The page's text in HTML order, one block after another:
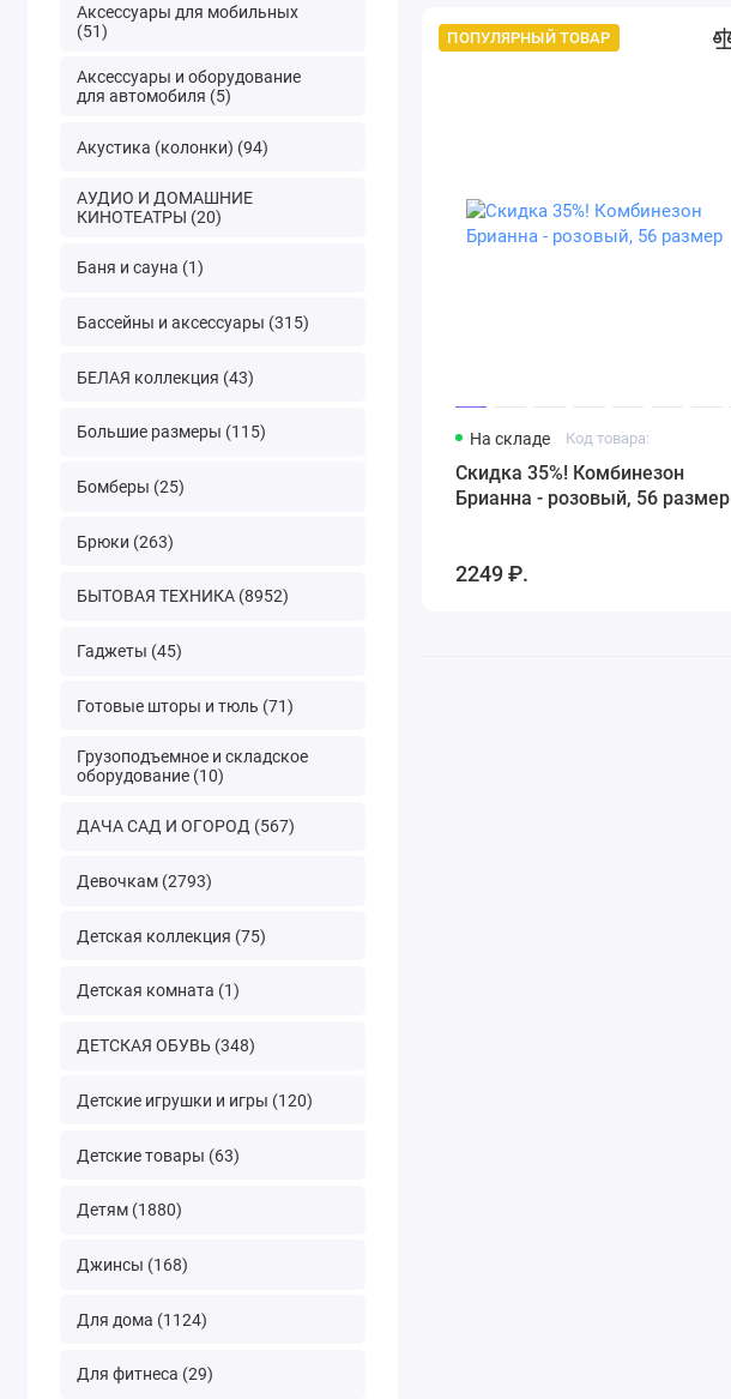
Аксессуары для мобильных
(51)
Аксессуары и оборудование
для автомобиля (5)
Акустика (колонки) (94)
АУДИО И ДОМАШНИЕ
КИНОТЕАТРЫ (20)
Баня и сауна (1)
Бассейны и аксессуары (315)
БЕЛАЯ коллекция (43)
Большие размеры (115)
Бомберы (25)
Брюки (263)
БЫТОВАЯ ТЕХНИКА (8952)
Гаджеты (45)
Готовые шторы и тюль (71)
Грузоподъемное и складское
оборудование (10)
ДАЧА САД И ОГОРОД (567)
Девочкам (2793)
Детская коллекция (75)
Детская комната (1)
ДЕТСКАЯ ОБУВЬ (348)
Детские игрушки и игры (120)
Детские товары (63)
Детям (1880)
Джинсы (168)
Для дома (1124)
Для фитнеса (29)
ПОПУЛЯРНЫЙ ТОВАР
На складе Код товара:
Скидка 35%! Комбинезон
Брианна - розовый, 56 размер
2249 ₽.